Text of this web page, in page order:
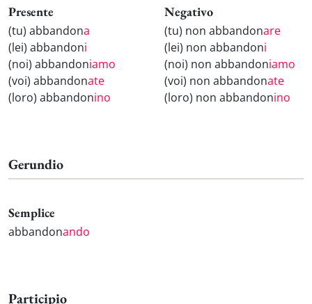
Presente
(tu) abbandona
(lei) abbandoni
(noi) abbandoniamo
(voi) abbandonate
(loro) abbandonino
Negativo
(tu) non abbandonare
(lei) non abbandoni
(noi) non abbandoniamo
(voi) non abbandonate
(loro) non abbandonino
Gerundio
Semplice
abbandonando
Participio